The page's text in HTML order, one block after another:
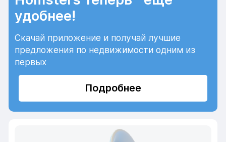
удобнее!
Скачай приложение и получай лучшие
предложения по недвижимости одним из
первых
Подробнее